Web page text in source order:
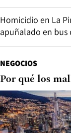
Homicidio en La
apuñalado en
NEGOCIOS
Por qué los